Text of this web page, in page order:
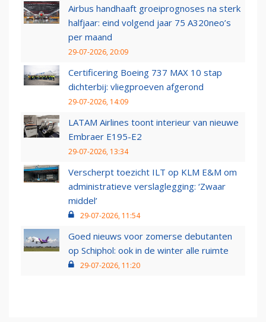
Airbus handhaaft groeiprognoses na sterk
halfjaar: eind volgend jaar 75 A320neo’s
per maand
29-07-2026, 20:09
Certificering Boeing 737 MAX 10 stap
dichterbij: vliegproeven afgerond
29-07-2026, 14:09
LATAM Airlines toont interieur van nieuwe
Embraer E195-E2
29-07-2026, 13:34
Verscherpt toezicht ILT op KLM E&M om
administratieve verslaglegging: ‘Zwaar
middel’
29-07-2026, 11:54
Goed nieuws voor zomerse debutanten
op Schiphol: ook in de winter alle ruimte
29-07-2026, 11:20